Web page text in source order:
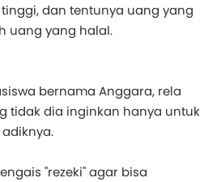
dan tentunya uang yang
uang yang halal.
bernama Anggara, rela
tidak dia inginkan hanya untuk
"rezeki" agar bisa